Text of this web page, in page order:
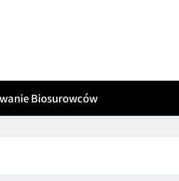
Biosurowców